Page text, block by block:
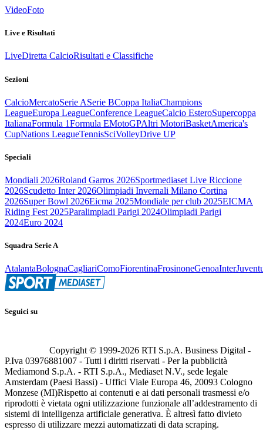
VideoFoto
Live e Risultati
LiveDiretta CalcioRisultati e Classifiche
Sezioni
CalcioMercatoSerie ASerie BCoppa ItaliaChampions
LeagueEuropa LeagueConference LeagueCalcio EsteroSupercoppa
ItalianaFormula 1Formula EMotoGPAltri MotoriBasketAmerica's
CupNations LeagueTennisSciVolleyDrive UP
Speciali
Mondiali 2026Roland Garros 2026Sportmediaset Live Riccione
2026Scudetto Inter 2026Olimpiadi Invernali Milano Cortina
2026Super Bowl 2026Eicma 2025Mondiale per club 2025EICMA
Riding Fest 2025Paralimpiadi Parigi 2024Olimpiadi Parigi
2024Euro 2024
Squadra Serie A
AtalantaBolognaCagliariComoFiorentinaFrosinoneGenoaInter
Seguici su
Copyright © 1999-2026 RTI S.p.A. Business Digital -
P.Iva 03976881007 - Tutti i diritti riservati - Per la pubblicità
Mediamond S.p.A. - RTI S.p.A., Mediaset N.V., sede legale
Amsterdam (Paesi Bassi) - Uffici Viale Europa 46, 20093 Cologno
Monzese (MI)Rispetto ai contenuti e ai dati personali trasmessi e/o
riprodotti è vietata ogni utilizzazione funzionale all’addestramento di
sistemi di intelligenza artificiale generativa. È altresì fatto divieto
espresso di utilizzare mezzi automatizzati di data scraping.